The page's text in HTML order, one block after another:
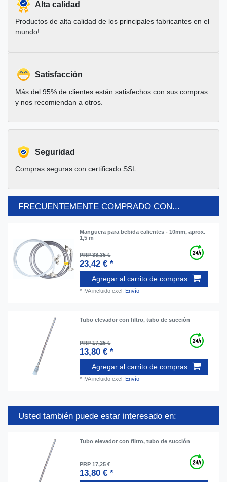
Alta calidad
Productos de alta calidad de los principales fabricantes en el
mundo!
Satisfacción
Más del 95% de clientes están satisfechos con sus compras
y nos recomiendan a otros.
Seguridad
Compras seguras con certificado SSL.
FRECUENTEMENTE COMPRADO CON...
Manguera para bebida calientes - 10mm, aprox.
1,5 m
PRP 38,35 €
23,42 € *
Agregar al carrito de compras
* IVA incluido excl. Envío
Tubo elevador con filtro, tubo de succión
PRP 17,25 €
13,80 € *
Agregar al carrito de compras
* IVA incluido excl. Envío
Usted también puede estar interesado en:
Tubo elevador con filtro, tubo de succión
PRP 17,25 €
13,80 € *